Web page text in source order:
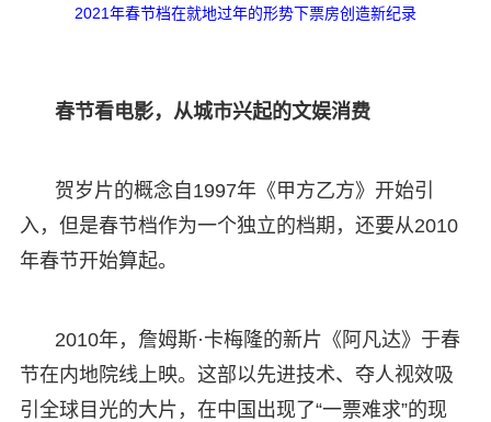
2021年春节档在就地过年的形势下票房创造新纪录
春节看电影，从城市兴起的文娱消费
贺岁片的概念自1997年《甲方乙方》开始引
入，但是春节档作为一个独立的档期，还要从2010
年春节开始算起。
2010年，詹姆斯·卡梅隆的新片《阿凡达》于春
节在内地院线上映。这部以先进技术、夺人视效吸
引全球目光的大片，在中国出现了“一票难求”的现